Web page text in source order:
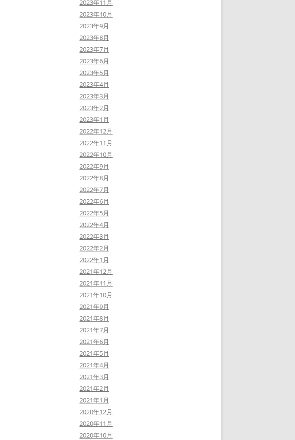
2023年11月
2023年10月
2023年9月
2023年8月
2023年7月
2023年6月
2023年5月
2023年4月
2023年3月
2023年2月
2023年1月
2022年12月
2022年11月
2022年10月
2022年9月
2022年8月
2022年7月
2022年6月
2022年5月
2022年4月
2022年3月
2022年2月
2022年1月
2021年12月
2021年11月
2021年10月
2021年9月
2021年8月
2021年7月
2021年6月
2021年5月
2021年4月
2021年3月
2021年2月
2021年1月
2020年12月
2020年11月
2020年10月